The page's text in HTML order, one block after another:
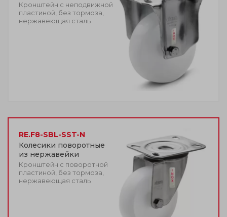
Кронштейн с неподвижной
пластиной, без тормоза,
нержавеющая сталь
RE.F8-SBL-SST-N
Колесики поворотные
из нержавейки
Кронштейн с поворотной
пластиной, без тормоза,
нержавеющая сталь